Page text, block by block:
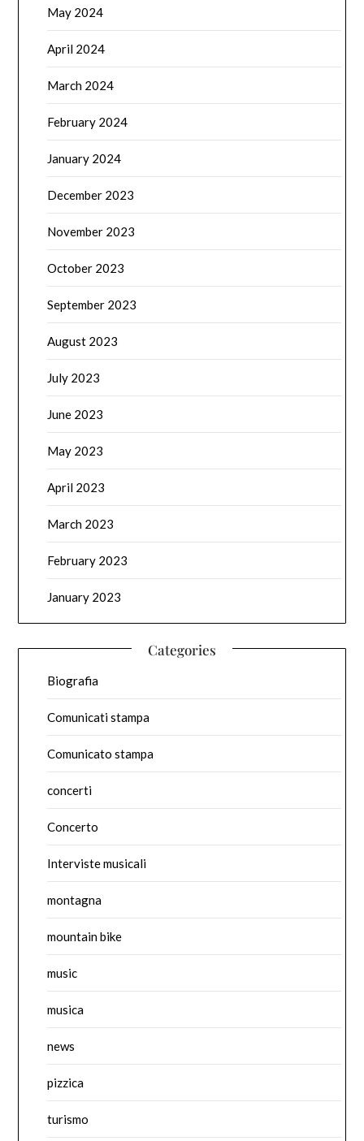
May 2024
April 2024
March 2024
February 2024
January 2024
December 2023
November 2023
October 2023
September 2023
August 2023
July 2023
June 2023
May 2023
April 2023
March 2023
February 2023
January 2023
Categories
Biografia
Comunicati stampa
Comunicato stampa
concerti
Concerto
Interviste musicali
montagna
mountain bike
music
musica
news
pizzica
turismo